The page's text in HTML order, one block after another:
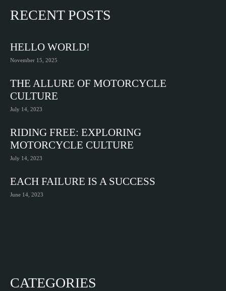
RECENT POSTS
HELLO WORLD!
November 15, 2025
THE ALLURE OF MOTORCYCLE
CULTURE
July 14, 2023
RIDING FREE: EXPLORING
MOTORCYCLE CULTURE
July 14, 2023
EACH FAILURE IS A SUCCESS
June 14, 2023
CATEGORIES